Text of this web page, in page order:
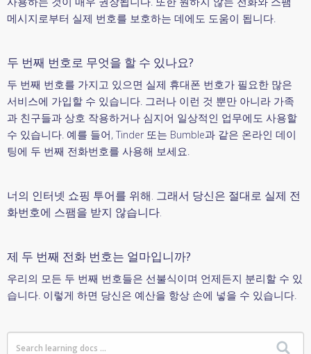
메시지로부터 실제 번호를 보호하는 데에도 도움이 됩니다.
두 번째 번호로 무엇을 할 수 있나요?
두 번째 번호를 가지고 있으면 실제 휴대폰 번호가 필요한 많은
서비스에 가입할 수 있습니다. 그러나 이런 것 뿐만 아니라 가족
과 친구들과 상호 작용하거나 심지어 일상적인 업무에도 사용할
수 있습니다. 예를 들어, Tinder 또는 Bumble과 같은 온라인 데이
팅에 두 번째 전화번호를 사용해 보세요.
너의 인터넷 쇼핑 투어를 위해. 그래서 당신은 절대로 실제 전
화번호에 스팸을 받지 않습니다.
제 두 번째 전화 번호는 얼마입니까?
우리의 모든 두 번째 번호들은 선불식이며 언제든지 분리할 수 있
습니다. 이렇게 하면 당신은 예산을 항상 손에 넣을 수 있습니다.